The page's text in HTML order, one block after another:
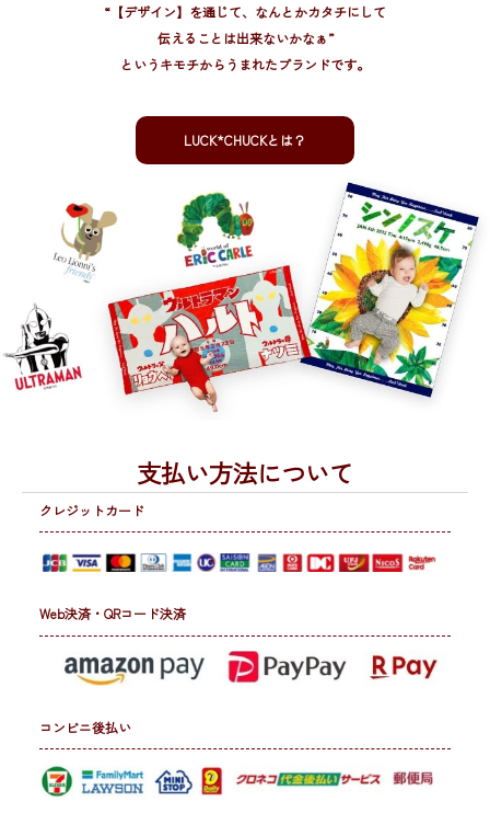
“【デザイン】を通じて、 なんとかカタチにして
伝えることは出来ないかなぁ”
というキモチからうまれたブランドです。
LUCK*CHUCKとは？
支払い方法について
クレジットカード
Web決済・QRコード決済
コンビニ後払い